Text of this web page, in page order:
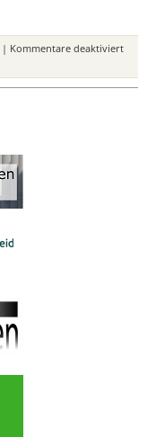
| Kommentare deaktiviertfür